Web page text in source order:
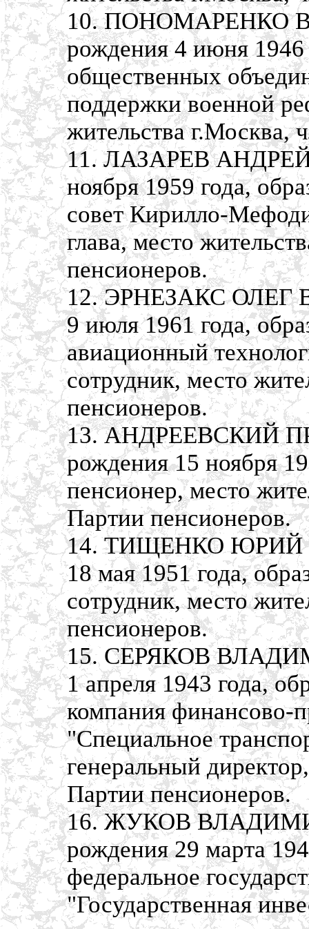
10. ПОНОМАРЕНКО
рождения 4 июня
общественных
поддержки военной
жительства г.Москва,
11. ЛАЗАРЕВ
ноября 1959 года,
совет Кирилло-
глава, место
пенсионеров.
12. ЭРНЕЗАКС ОЛЕГ
9 июля 1961 года,
авиационный
сотрудник, место
пенсионеров.
13. АНДРЕЕВСКИЙ
рождения 15 ноября
пенсионер, место
Партии пенсионеров.
14. ТИЩЕНКО ЮРИЙ
18 мая 1951 года,
сотрудник, место
пенсионеров.
15. СЕРЯКОВ
1 апреля 1943 года,
компания
"Специальное
генеральный
Партии пенсионеров.
16. ЖУКОВ
рождения 29 марта
федеральное
"Государственная